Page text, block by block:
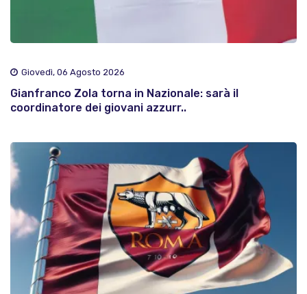
Giovedì, 06 Agosto 2026
Gianfranco Zola torna in Nazionale: sarà il
coordinatore dei giovani azzurr..